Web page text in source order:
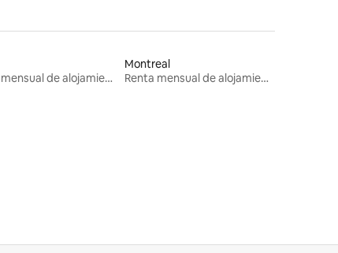
Renta mensual de alojamientos
Montreal
Renta mensual de alojamientos